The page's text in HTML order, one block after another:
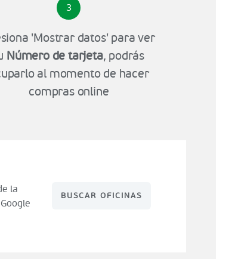
3
'Mostrar datos' para ver
Número de tarjeta, podrás
al momento de hacer
compras online
la
BUSCAR OFICINAS